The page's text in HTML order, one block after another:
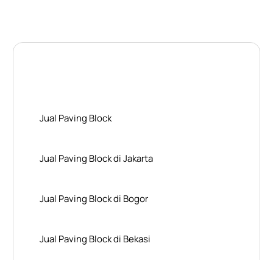
Jual Paving Block
Jual Paving Block di Jakarta
Jual Paving Block di Bogor
Jual Paving Block di Bekasi